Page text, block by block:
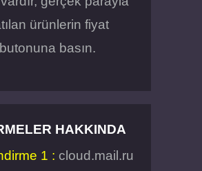
ürünlerin fiyat
butonuna basın.
HAKKINDA
1 : cloud.mail.ru